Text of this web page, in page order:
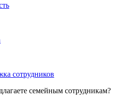
сотрудников
семейным сотрудникам?